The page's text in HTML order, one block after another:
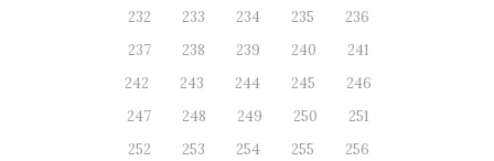
232
233 234 235
236
237
238 239 240
241
242
243 244 245
246
247
248 249 250
251
252
253 254 255
256